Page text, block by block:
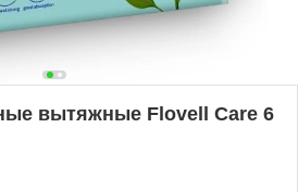
вытяжные Flovell Care 6